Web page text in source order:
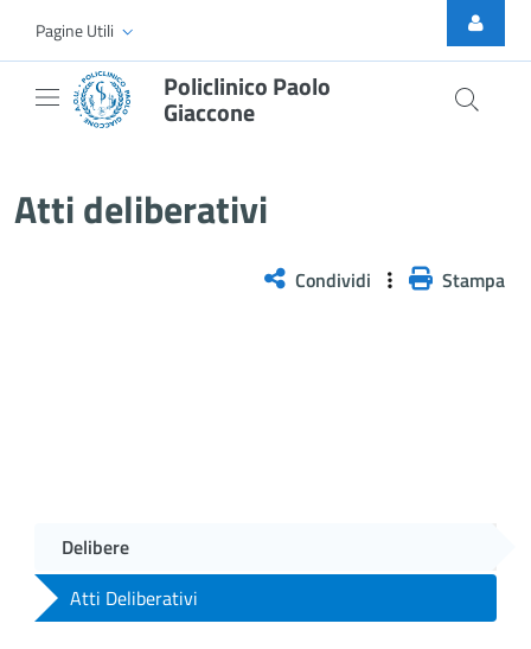
Skip to Main Content
Pagine Utili
Policlinico Paolo
Giaccone
Atti deliberativi
Condividi Stampa
Delibere
Atti Deliberativi